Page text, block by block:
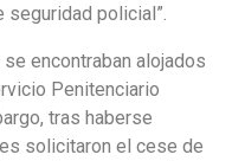
seguridad policial”.
encontraban alojados
Penitenciario
tras haberse
solicitaron el cese de